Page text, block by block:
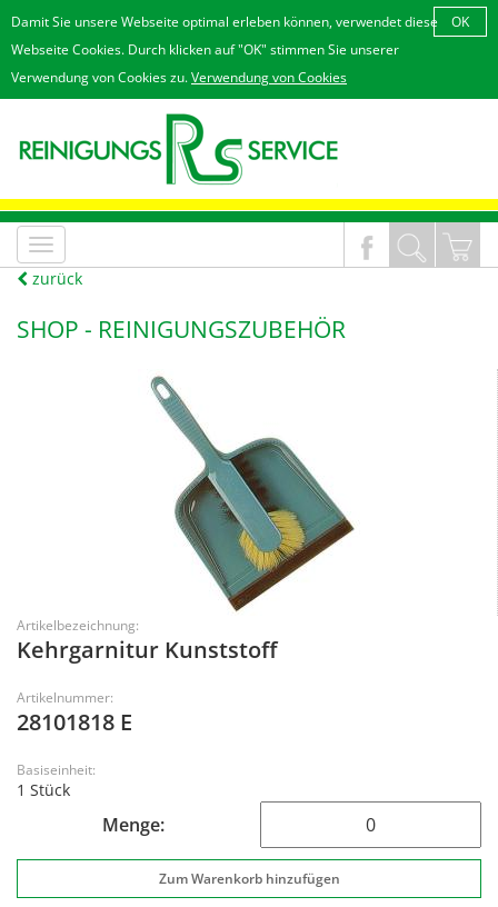
Damit Sie unsere Webseite optimal erleben können, verwendet diese
Webseite Cookies. Durch klicken auf "OK" stimmen Sie unserer
Verwendung von Cookies zu.Verwendung von Cookies
OK
MenÃ¼
an/aus
zurück
SHOP - REINIGUNGSZUBEHÖR
Artikelbezeichnung:
Kehrgarnitur Kunststoff
Artikelnummer:
28101818 E
Basiseinheit:
1 Stück
Menge: